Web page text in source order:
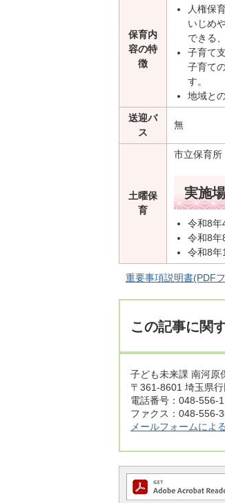
保育内
容の特
徴
人権保
いじめ
できる
子育て
子育て
す。
地域と
送迎バ
ス
無
土曜保
育
市立保育所
実施
令和8年
令和8年
令和8年
重要事項説明書(PDF
この記事に関
子ども未来課 南河原
〒361-8601 埼玉県
電話番号：048-556-
ファクス：048-556-
メールフォームによ